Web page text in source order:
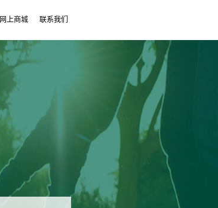
网上商城 联系我们